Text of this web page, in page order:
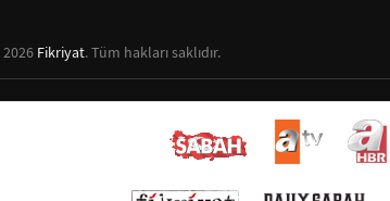
2026 Fikriyat. Tüm hakları saklıdır.